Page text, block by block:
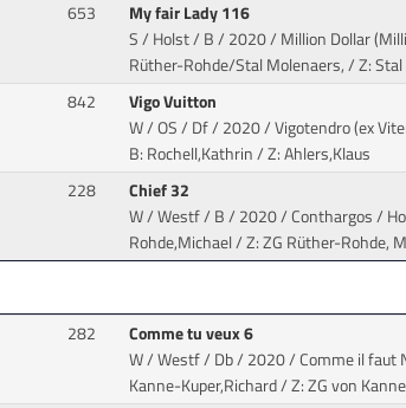
653
My fair Lady 116
S / Holst / B / 2020 / Million Dollar
Rüther-Rohde/Stal Molenaers, / Z:
842
Vigo Vuitton
W / OS / Df / 2020 / Vigotendro (ex
B: Rochell,Kathrin / Z: Ahlers,Klaus
228
Chief 32
W / Westf / B / 2020 / Conthargos /
Rohde,Michael / Z: ZG Rüther-Rohde,
282
Comme tu veux 6
W / Westf / Db / 2020 / Comme il faut
Kanne-Kuper,Richard / Z: ZG von